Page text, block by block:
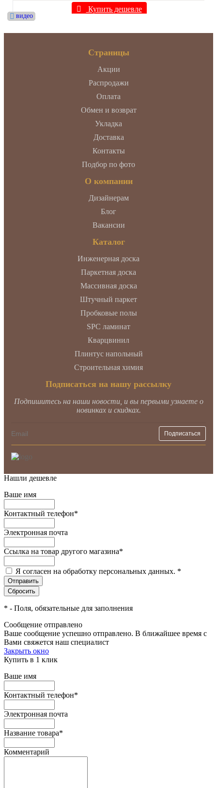
видео
видео
видео
видео
видео
видео
видео
видео
видео
видео
Купить дешевле
Страницы
Акции
Распродажи
Оплата
Обмен и возврат
Укладка
Доставка
Контакты
Подбор по фото
О компании
Дизайнерам
Блог
Вакансии
Каталог
Инженерная доска
Паркетная доска
Массивная доска
Штучный паркет
Пробковые полы
SPC ламинат
Кварцвинил
Плинтус напольный
Строительная химия
Подписаться на нашу рассылку
Подпишитесь на наши новости, и вы первыми узнаете о
новинках и скидках.
Нашли дешевле
Ваше имя
Контактный телефон*
Электронная почта
Ссылка на товар другого магазина*
Я согласен на обработку персональных данных. *
* - Поля, обязательные для заполнения
Сообщение отправлено
Ваше сообщение успешно отправлено. В ближайшее время с
Вами свяжется наш специалист
Закрыть окно
Купить в 1 клик
Ваше имя
Контактный телефон*
Электронная почта
Название товара*
Комментарий